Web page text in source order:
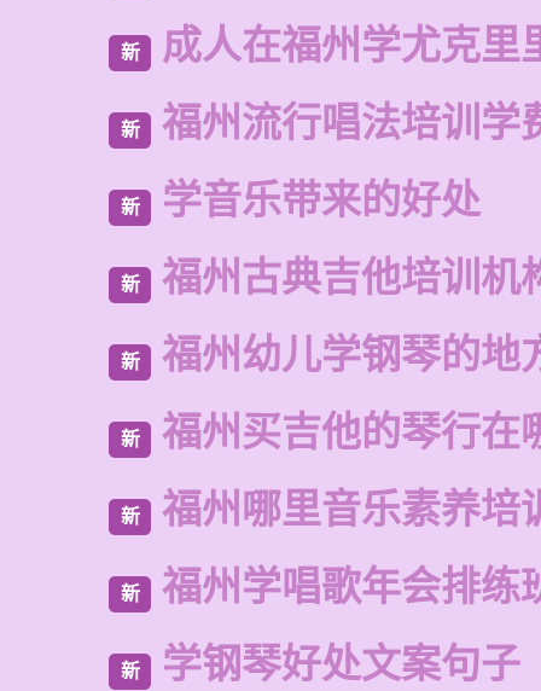
新 成人在福州学尤克里
新 福州流行唱法培训学
新 学音乐带来的好处
新 福州古典吉他培训机
新 福州幼儿学钢琴的地
新 福州买吉他的琴行在
新 福州哪里音乐素养培
新 福州学唱歌年会排练
新 学钢琴好处文案句子